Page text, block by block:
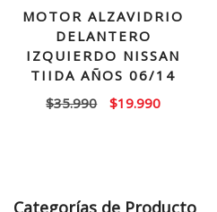
MOTOR ALZAVIDRIO
DELANTERO
IZQUIERDO NISSAN
TIIDA AÑOS 06/14
$35.990
El
$19.990El
Categorías de Producto